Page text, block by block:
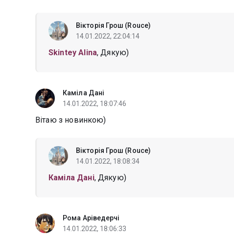
Вікторія Грош (Rouce)
14.01.2022, 22:04:14
Skintey Alina, Дякую)
Каміла Дані
14.01.2022, 18:07:46
Вітаю з новинкою)
Вікторія Грош (Rouce)
14.01.2022, 18:08:34
Каміла Дані, Дякую)
Рома Аріведерчі
14.01.2022, 18:06:33